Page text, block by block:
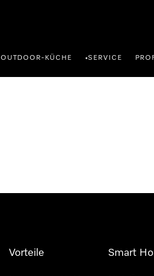
OUTDOOR-KÜCHE •SERVICE
Vorteile Smart